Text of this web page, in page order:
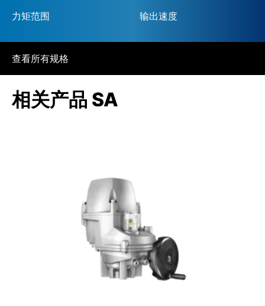
力矩范围 输出速度
查看所有规格
相关产品 SA